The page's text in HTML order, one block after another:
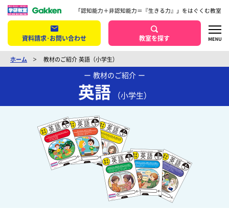
「認知能力＋非認知能力＝『生きる力』」をはぐくむ教室
資料請求･お問い合わせ 教室を探す
ホーム 教材のご紹介 英語（小学生）
ー 教材のご紹介 ー
英語 （小学生）